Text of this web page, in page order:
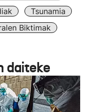
Tsunamia
Biktimak
daiteke